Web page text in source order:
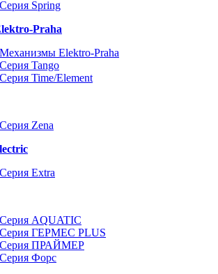
Spring
Praha
Elektro-Praha
Tango
Time/Element
Zena
Extra
AQUATIC
ГЕРМЕС PLUS
ПРАЙМЕР
Форс